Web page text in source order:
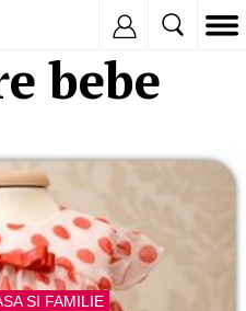
bebe
SI FAMILIE